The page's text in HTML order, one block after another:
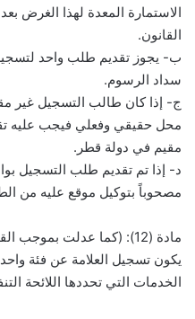
الاستمارة المعدة لهذا الغرض
القانون.
ب- يجوز تقديم طلب واحد
سداد الرسوم.
ج- إذا كان طالب التسجيل غير
محل حقيقي وفعلي فيجب عليه
مقيم في دولة قطر.
د- إذا تم تقديم طلب التسجيل
مصحوباً بتوكيل موقع عليه من
مادة (12): (كما عدلت بموجب القانون رقم “17” لسنة 1987)
يكون تسجيل العلامة عن فئة
الخدمات التي تحددها اللائحة